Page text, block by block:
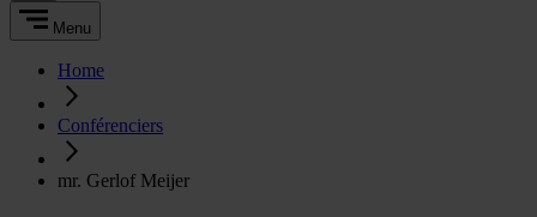
Menu
Home
Conférenciers
mr. Gerlof Meijer